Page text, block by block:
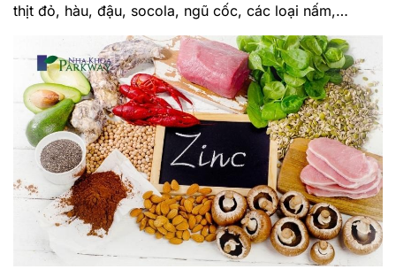
thịt đỏ, hàu, đậu, socola, ngũ cốc, các loại nấm,…